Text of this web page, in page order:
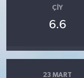
ÇIY
6.6
23 MART